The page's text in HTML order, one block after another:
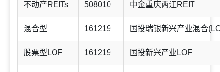
不动产REITs 508010 中金重庆两江REIT
混合型 161219 国投瑞银新兴产业混合
股票型LOF 161219 国投新兴产业LOF